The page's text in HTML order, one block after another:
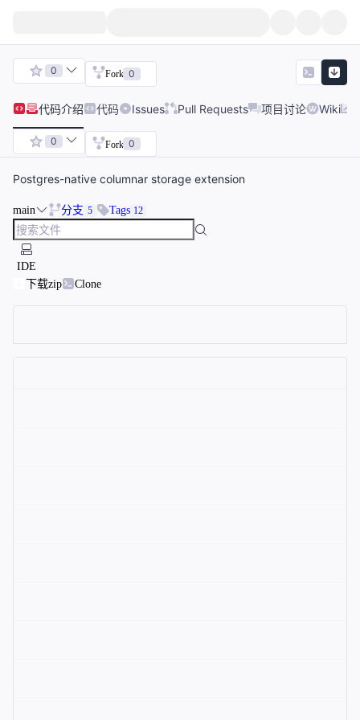
0 Fork 0
代码介绍 代码 Issues Pull Requests 项目讨论 Wiki
0 Fork 0
Postgres-native columnar storage extension
main 分支 5 Tags 12
IDE
下载zip
Clone